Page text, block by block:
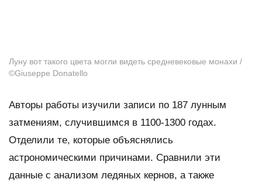
Луну вот такого цвета могли видеть средневековые монахи /
©Giuseppe Donatello
Авторы работы изучили записи по 187 лунным
затмениям, случившимся в 1100-1300 годах.
Отделили те, которые объяснялись
астрономическими причинами. Сравнили эти
данные с анализом ледяных кернов, а также